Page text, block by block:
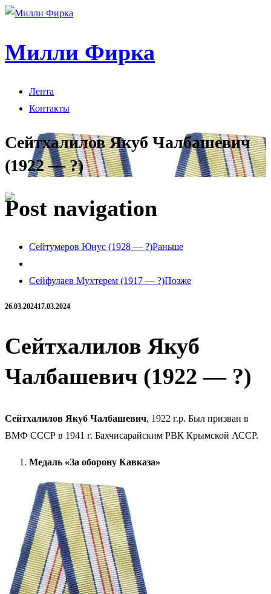
Милли Фирка
Лента
Контакты
Сейтхалилов Якуб Чалбашевич
(1922 — ?)
Post navigation
Сейтумеров Юнус (1928 — ?)Раньше
Сейфулаев Мухтерем (1917 — ?)Позже
26.03.202417.03.2024
Сейтхалилов Якуб
Чалбашевич (1922 — ?)
Сейтхалилов Якуб Чалбашевич, 1922 г.р. Был призван в
ВМФ СССР в 1941 г. Бахчисарайским РВК Крымской АССР.
Медаль «За оборону Кавказа»